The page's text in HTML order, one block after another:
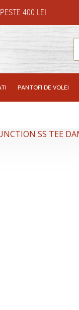
400 LEI
PANTOFI DE VOLEI